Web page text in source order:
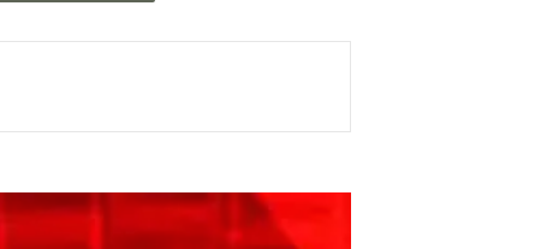
VV-ja dhe Albin Kurti janë të
që qytetarët e Kosovës janë
funksionalë